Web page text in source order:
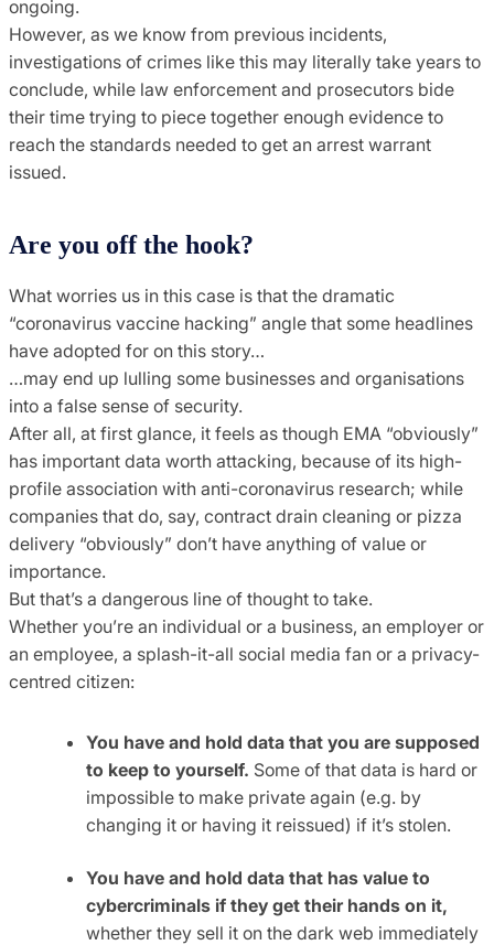
ongoing.
However, as we know from previous incidents,
investigations of crimes like this may literally take years to
conclude, while law enforcement and prosecutors bide
their time trying to piece together enough evidence to
reach the standards needed to get an arrest warrant
issued.
Are you off the hook?
What worries us in this case is that the dramatic
“coronavirus vaccine hacking” angle that some headlines
have adopted for on this story…
…may end up lulling some businesses and organisations
into a false sense of security.
After all, at first glance, it feels as though EMA “obviously”
has important data worth attacking, because of its high-
profile association with anti-coronavirus research; while
companies that do, say, contract drain cleaning or pizza
delivery “obviously” don’t have anything of value or
importance.
But that’s a dangerous line of thought to take.
Whether you’re an individual or a business, an employer or
an employee, a splash-it-all social media fan or a privacy-
centred citizen:
You have and hold data that you are supposed
to keep to yourself. Some of that data is hard or
impossible to make private again (e.g. by
changing it or having it reissued) if it’s stolen.
You have and hold data that has value to
cybercriminals if they get their hands on it,
whether they sell it on the dark web immediately